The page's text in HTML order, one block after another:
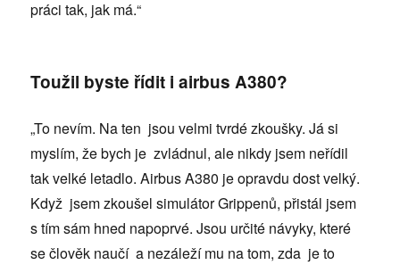
práci tak, jak má.“
Toužil byste řídit i airbus A380?
„To nevím. Na ten jsou velmi tvrdé zkoušky. Já si
myslím, že bych je zvládnul, ale nikdy jsem neřídil
tak velké letadlo. Airbus A380 je opravdu dost velký.
Když jsem zkoušel simulátor Grippenů, přistál jsem
s tím sám hned napoprvé. Jsou určité návyky, které
se člověk naučí a nezáleží mu na tom, zda je to